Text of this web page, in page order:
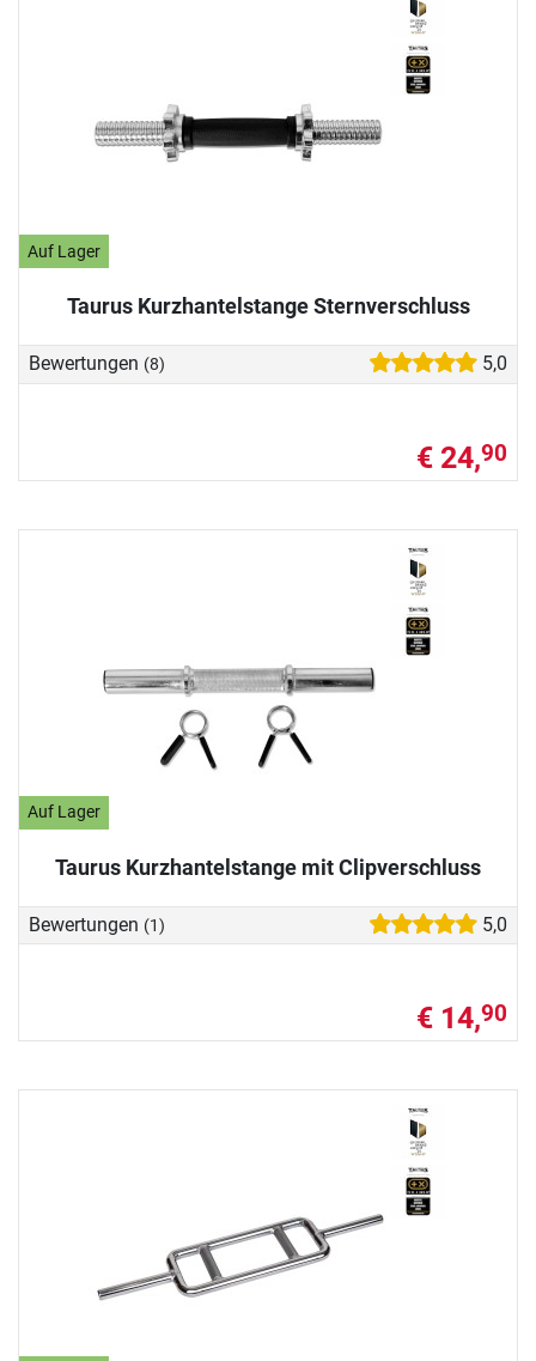
Auf Lager
Taurus Kurzhantelstange Sternverschluss
Bewertungen (8) 5,0
€ 24,90
Auf Lager
Taurus Kurzhantelstange mit Clipverschluss
Bewertungen (1) 5,0
€ 14,90